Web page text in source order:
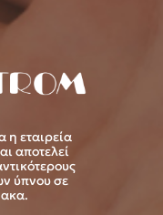
η εταιρεία
αποτελεί
ύπνου σε